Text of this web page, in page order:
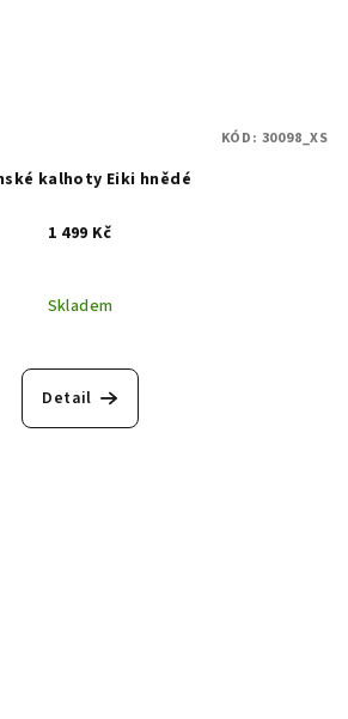
kalhoty Eiki hnědé
1 499 Kč
Skladem
Detail
KÓD: 30098_XS